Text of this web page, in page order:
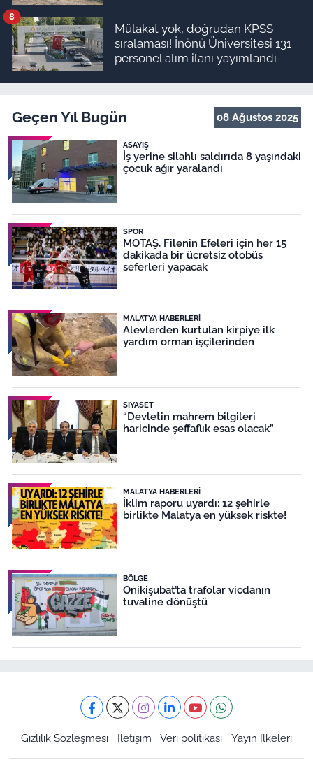
Mülakat yok, doğrudan KPSS
sıralaması! İnönü Üniversitesi 131
personel alım ilanı yayımlandı
8
Geçen Yıl Bugün 08 Ağustos 2025
ASAYIŞ
İş yerine silahlı saldırıda 8 yaşındaki
çocuk ağır yaralandı
SPOR
MOTAŞ, Filenin Efeleri için her 15
dakikada bir ücretsiz otobüs
seferleri yapacak
MALATYA HABERLERI
Alevlerden kurtulan kirpiye ilk
yardım orman işçilerinden
SIYASET
“Devletin mahrem bilgileri
haricinde şeffaflık esas olacak”
MALATYA HABERLERI
İklim raporu uyardı: 12 şehirle
birlikte Malatya en yüksek riskte!
BÖLGE
Onikişubat’ta trafolar vicdanın
tuvaline dönüştü
Gizlilik Sözleşmesi İletişim Veri politikası Yayın İlkeleri